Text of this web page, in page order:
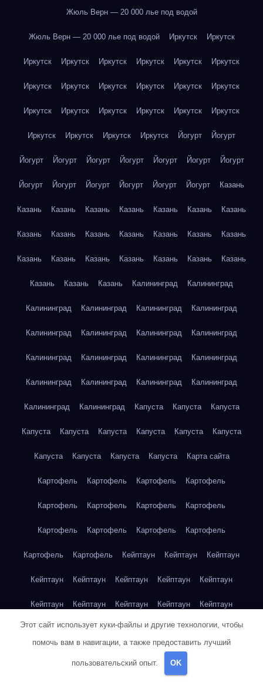
Жюль Верн — 20 000 лье под водой
Жюль Верн — 20 000 лье под водой Иркутск Иркутск
Иркутск Иркутск Иркутск Иркутск Иркутск Иркутск
Иркутск Иркутск Иркутск Иркутск Иркутск Иркутск
Иркутск Иркутск Иркутск Иркутск Иркутск Иркутск
Иркутск Иркутск Иркутск Иркутск Йогурт Йогурт
Йогурт Йогурт Йогурт Йогурт Йогурт Йогурт Йогурт
Йогурт Йогурт Йогурт Йогурт Йогурт Йогурт Казань
Казань Казань Казань Казань Казань Казань Казань
Казань Казань Казань Казань Казань Казань Казань
Казань Казань Казань Казань Казань Казань Казань
Казань Казань Казань Калининград Калининград
Калининград Калининград Калининград Калининград
Калининград Калининград Калининград Калининград
Калининград Калининград Калининград Калининград
Калининград Калининград Калининград Калининград
Калининград Калининград Капуста Капуста Капуста
Капуста Капуста Капуста Капуста Капуста Капуста
Капуста Капуста Капуста Капуста Карта сайта
Картофель Картофель Картофель Картофель
Картофель Картофель Картофель Картофель
Картофель Картофель Картофель Картофель
Картофель Картофель Кейптаун Кейптаун Кейптаун
Кейптаун Кейптаун Кейптаун Кейптаун Кейптаун
Кейптаун Кейптаун Кейптаун Кейптаун Кейптаун
Кейптаун Кейптаун Кейптаун Кейптаун Кейптаун
Клубника
Красноярск
Этот сайт использует куки-файлы и другие технологии, чтобы
помочь вам в навигации, а также предоставить лучший
пользовательский опыт. OK